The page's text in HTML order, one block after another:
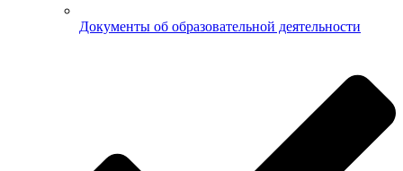
Документы об образовательной деятельности